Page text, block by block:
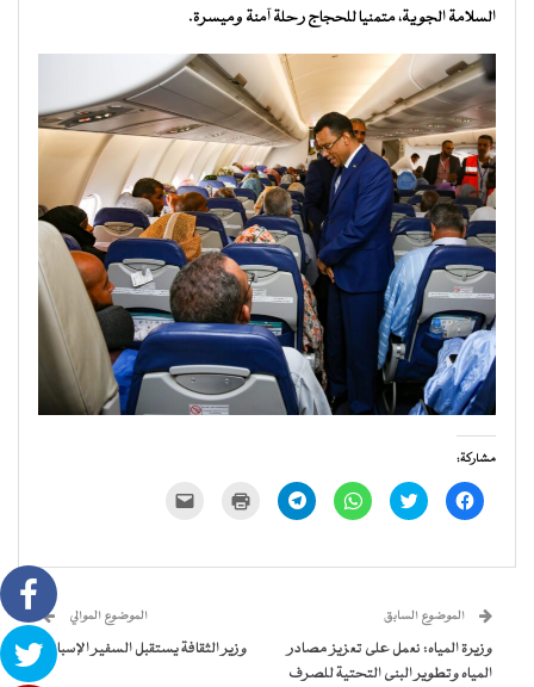
السلامة الجوية، متمنيا للحجاج رحلة آمنة وميسرة.
مشاركة:
انقر
للمشاركة
في
اضغط
للمشاركة
في
انقر
للمشاركة
في
انقر
للمشاركة
في
للطباعة
جديدة) الإلكتروني
نافذة
جديدة)
الموضوع السابق
وزيرة المياه: نعمل على تعزيز مصادر
المياه وتطوير البنى التحتية للصرف
الموضوع الموالي
وزير الثقافة يستقبل السفير الإسباني